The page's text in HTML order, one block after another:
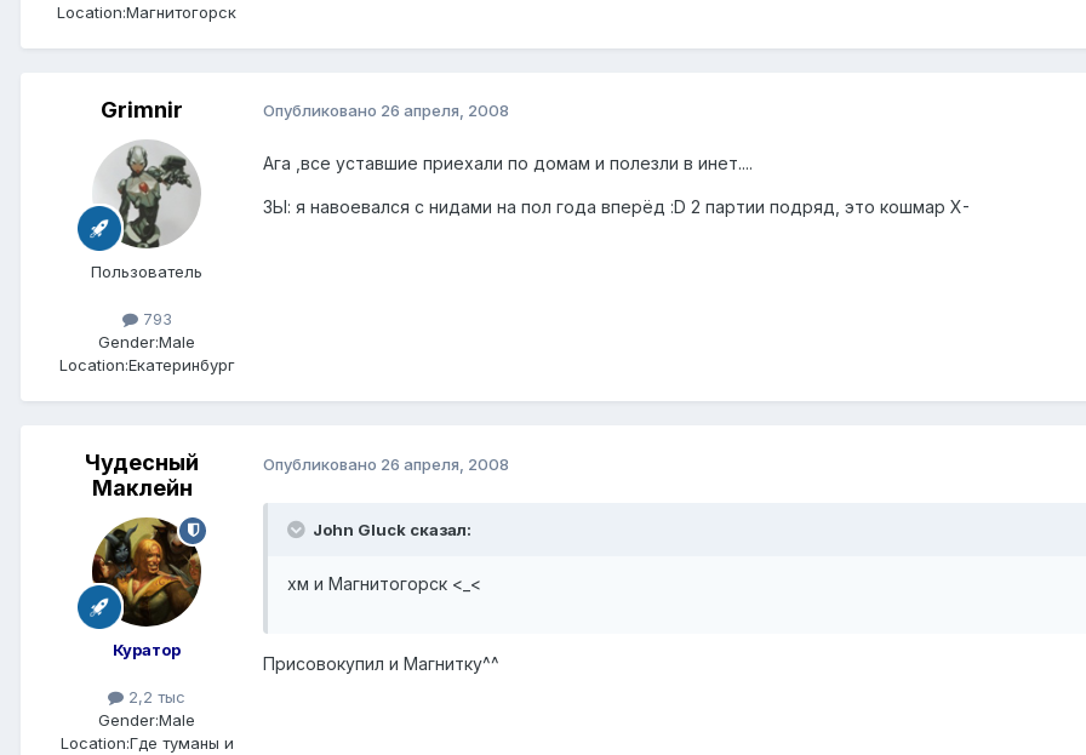
Location:Магнитогорск
Grimnir
Пользователь
793
Gender:Male
Location:Екатеринбург
Опубликовано 26 апреля, 2008
Ага ,все уставшие приехали по домам и полезли в инет....
ЗЫ: я навоевался с нидами на пол года вперёд :D 2 партии подряд, это кошмар X-
Чудесный
Маклейн
Куратор
2,2 тыс
Gender:Male
Location:Где туманы и
Опубликовано 26 апреля, 2008
John Gluck сказал:
хм и Магнитогорск <_<
Присовокупил и Магнитку^^